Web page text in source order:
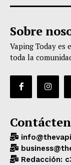
Sobre
Vaping Today es
toda la
Redacción: